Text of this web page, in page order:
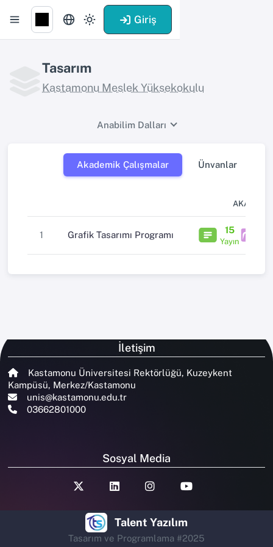
Giriş
Tasarım
Kastamonu Meslek Yüksekokulu
Anabilim Dalları
Akademik Çalışmalar Ünvanlar
1 Grafik Tasarımı Programı 15
Yayın
İletişim
Kastamonu Üniversitesi Rektörlüğü, Kuzeykent
Kampüsü, Merkez/Kastamonu
unis@kastamonu.edu.tr
03662801000
Sosyal Media
Talent Yazılım
Tasarım ve Programlama #2025